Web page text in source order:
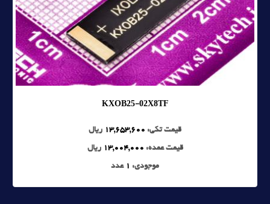
KXOB25-02X8TF
قیمت تکی: 13,653,600 ریال
قیمت عمده: 13,004,000 ریال
موجودی: 1 عدد